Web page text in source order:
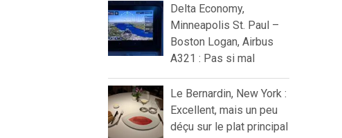
Delta Economy,
Minneapolis St. Paul –
Boston Logan, Airbus
A321 : Pas si mal
Le Bernardin, New York :
Excellent, mais un peu
déçu sur le plat principal